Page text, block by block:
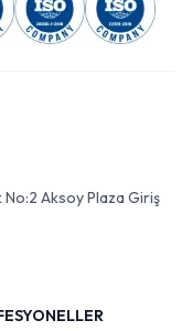
No:2 Aksoy Plaza Giriş